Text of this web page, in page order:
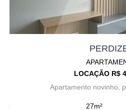
LOCAÇÃO R$
Apartamento novinho,
27m²